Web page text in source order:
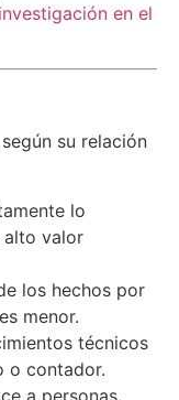
en el
su relación
lo
alto valor
los hechos por
menor.
técnicos
o contador.
a personas,